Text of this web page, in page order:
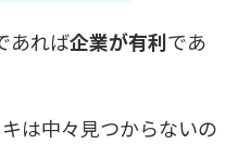
あれば企業が有利であ
は中々見つからないの